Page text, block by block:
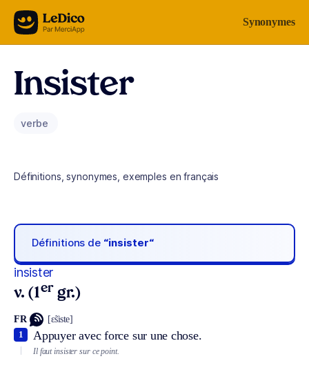
Aller au contenu Synonymes
Insister
verbe
Définitions, synonymes, exemples en français
Définitions de “insister“
insister
v. (1er gr.)
FR [ɛ̃siste]
Appuyer avec force sur une chose.
1
Il faut insister sur ce point.